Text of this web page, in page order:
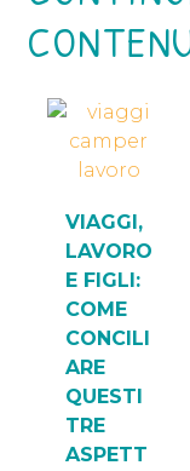
VIAGGI,
LAVORO
E FIGLI:
COME
CONCILI
ARE
QUESTI
TRE
ASPETT